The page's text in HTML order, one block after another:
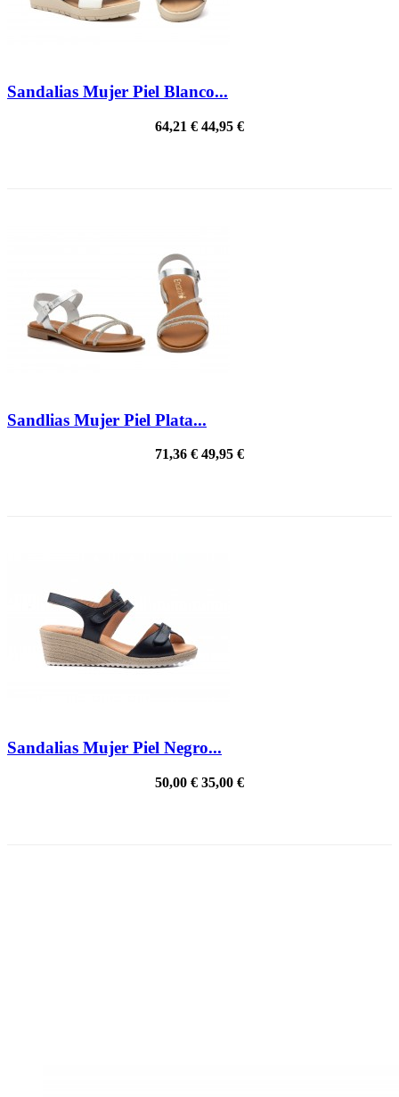
Sandalias Mujer Piel Blanco...
64,21 € 44,95 €
Sandlias Mujer Piel Plata...
71,36 € 49,95 €
Sandalias Mujer Piel Negro...
50,00 € 35,00 €